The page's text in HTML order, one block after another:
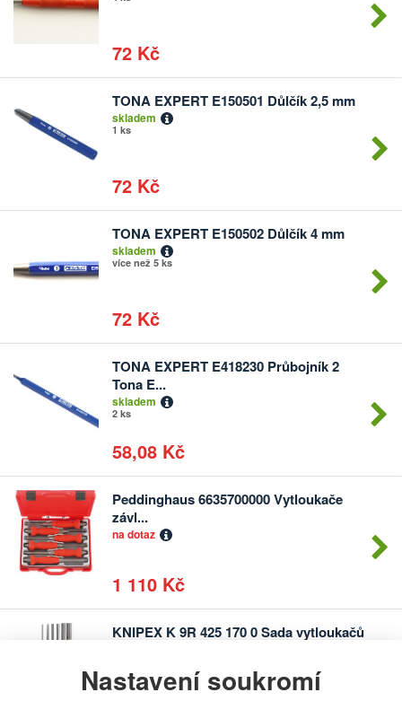
Nastavení soukromí
72 Kč
TONA EXPERT E150501 Důlčík 2,5 mm
skladem
1 ks
72 Kč
Počet
kusů
TONA EXPERT E150502 Důlčík 4 mm
skladem
více než 5 ks
72 Kč
Počet
kusů
TONA EXPERT E418230 Průbojník 2
Tona E...
skladem
2 ks
58,08 Kč
Počet
Peddinghaus 6635700000 Vytloukače
závl...
na dotaz
1 110 Kč
Počet
KNIPEX K 9R 425 170 0 Sada vytloukačů
Počet